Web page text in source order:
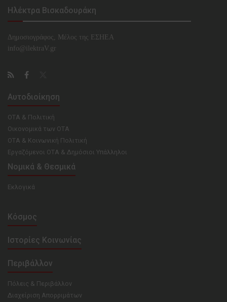
Ηλέκτρα Βισκαδουράκη
Δημοσιογράφος, Μέλος της ΕΣHΕΑ
info@ilektraV.gr
Αυτοδιοίκηση
ΟΤΑ & Πολιτική
Οικονομικά των ΟΤΑ
ΟΤΑ & Κοινωνική Πολιτική
Εργαζόμενοι ΟΤΑ & Δημόσιοι Υπάλληλοι
Νομικά & Θεσμικά
Εκλογικά
Κόσμος
Ιστορίες Κοινωνίας
Περιβάλλον
Πόλεις & Περιβάλλον
Διαχείριση Απορριμάτων